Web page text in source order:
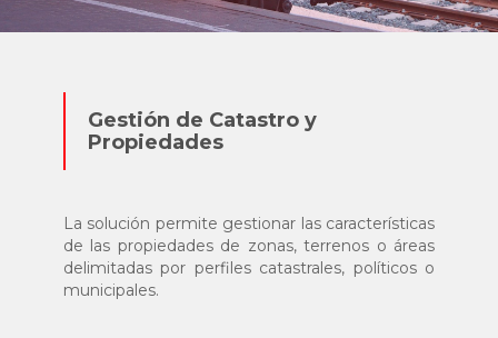
Gestión de Catastro y
Propiedades
La solución permite gestionar las características
de las propiedades de zonas, terrenos o áreas
delimitadas por perfiles catastrales, políticos o
municipales.